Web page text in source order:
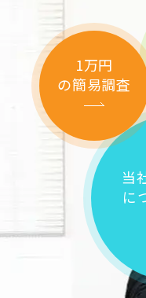
1万円
の簡易調査
当
に